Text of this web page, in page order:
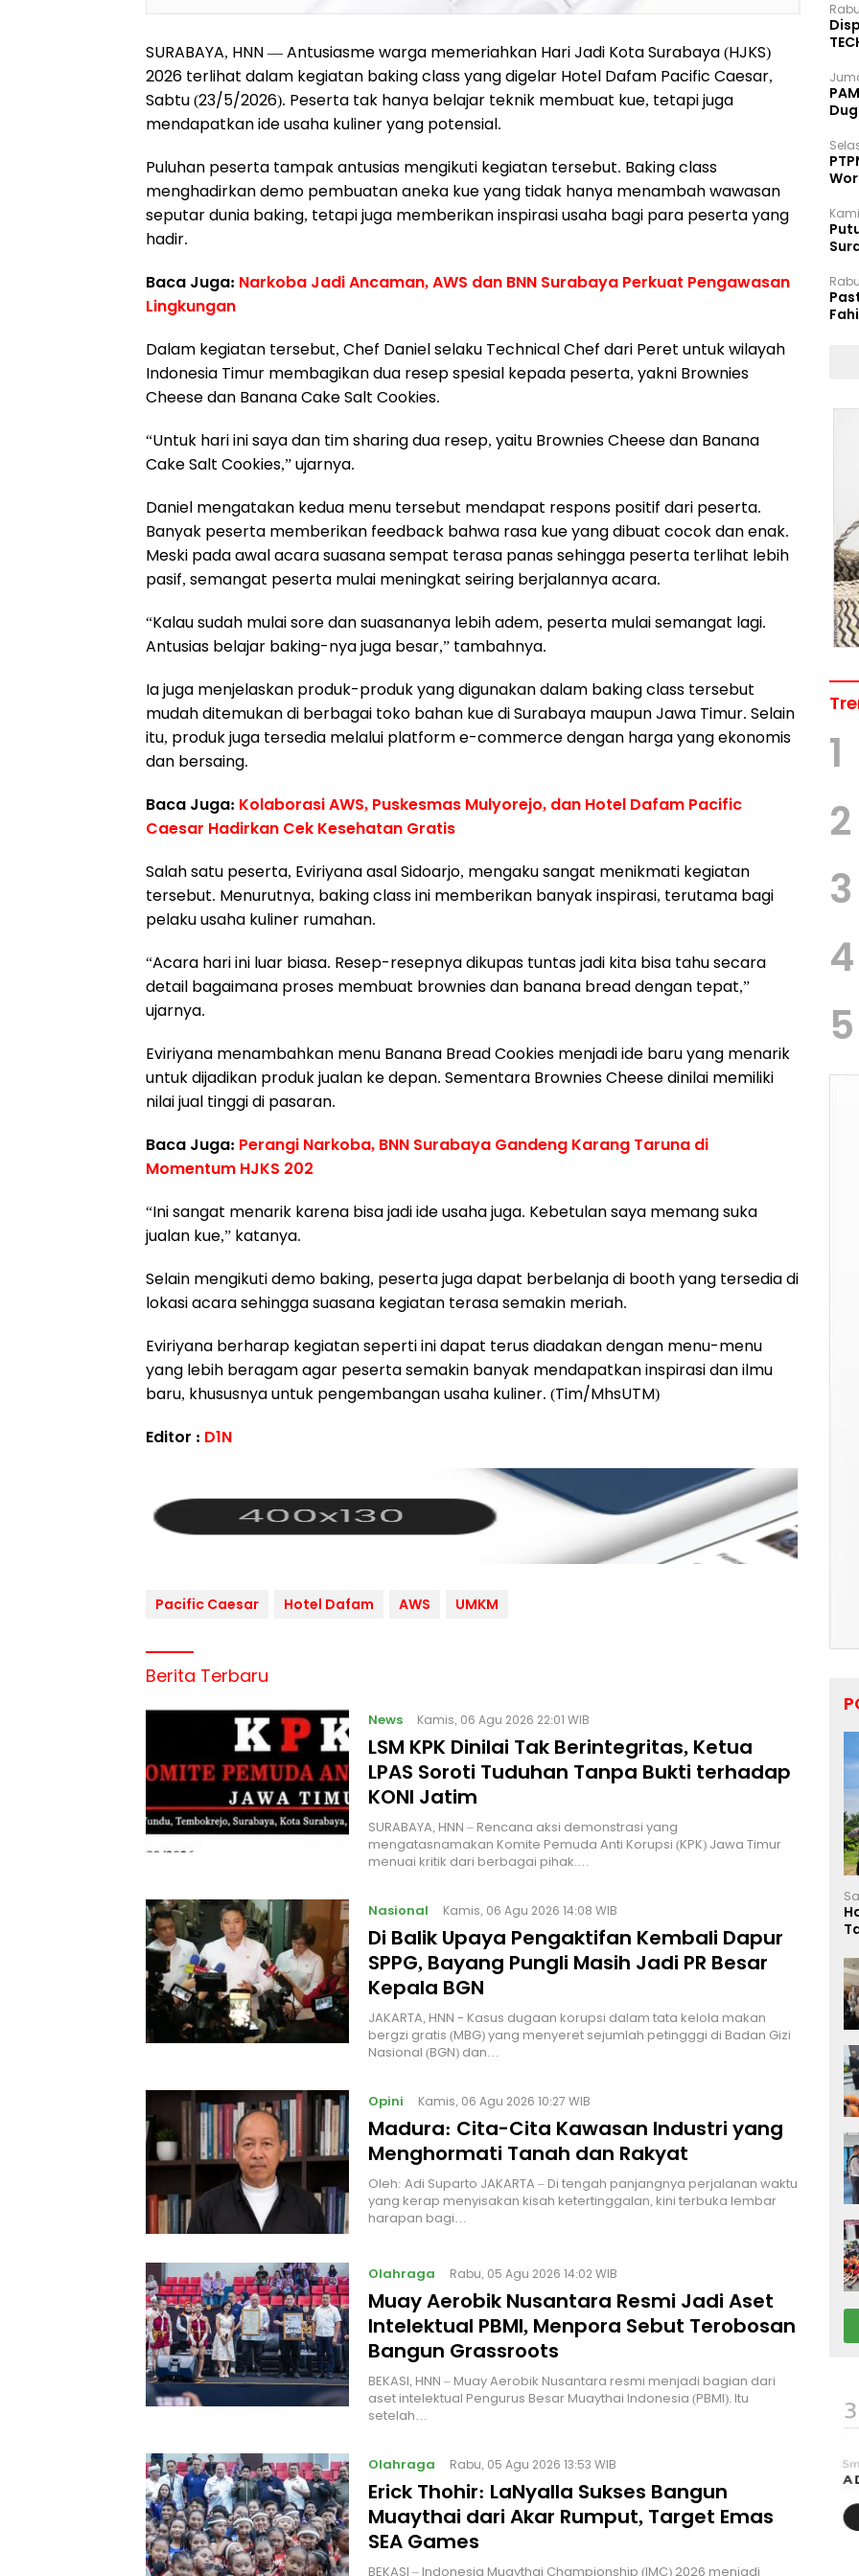
SURABAYA, HNN — Antusiasme warga memeriahkan Hari Jadi Kota Surabaya (HJKS)
2026 terlihat dalam kegiatan baking class yang digelar Hotel Dafam Pacific Caesar,
Sabtu (23/5/2026). Peserta tak hanya belajar teknik membuat kue, tetapi juga
mendapatkan ide usaha kuliner yang potensial.
Puluhan peserta tampak antusias mengikuti kegiatan tersebut. Baking class
menghadirkan demo pembuatan aneka kue yang tidak hanya menambah wawasan
seputar dunia baking, tetapi juga memberikan inspirasi usaha bagi para peserta yang
hadir.
Baca Juga: Narkoba Jadi Ancaman, AWS dan BNN Surabaya Perkuat Pengawasan
Lingkungan
Dalam kegiatan tersebut, Chef Daniel selaku Technical Chef dari Peret untuk wilayah
Indonesia Timur membagikan dua resep spesial kepada peserta, yakni Brownies
Cheese dan Banana Cake Salt Cookies.
“Untuk hari ini saya dan tim sharing dua resep, yaitu Brownies Cheese dan Banana
Cake Salt Cookies,” ujarnya.
Daniel mengatakan kedua menu tersebut mendapat respons positif dari peserta.
Banyak peserta memberikan feedback bahwa rasa kue yang dibuat cocok dan enak.
Meski pada awal acara suasana sempat terasa panas sehingga peserta terlihat lebih
pasif, semangat peserta mulai meningkat seiring berjalannya acara.
“Kalau sudah mulai sore dan suasananya lebih adem, peserta mulai semangat lagi.
Antusias belajar baking-nya juga besar,” tambahnya.
Ia juga menjelaskan produk-produk yang digunakan dalam baking class tersebut
mudah ditemukan di berbagai toko bahan kue di Surabaya maupun Jawa Timur. Selain
itu, produk juga tersedia melalui platform e-commerce dengan harga yang ekonomis
dan bersaing.
Baca Juga: Kolaborasi AWS, Puskesmas Mulyorejo, dan Hotel Dafam Pacific
Caesar Hadirkan Cek Kesehatan Gratis
Salah satu peserta, Eviriyana asal Sidoarjo, mengaku sangat menikmati kegiatan
tersebut. Menurutnya, baking class ini memberikan banyak inspirasi, terutama bagi
pelaku usaha kuliner rumahan.
“Acara hari ini luar biasa. Resep-resepnya dikupas tuntas jadi kita bisa tahu secara
detail bagaimana proses membuat brownies dan banana bread dengan tepat,”
ujarnya.
Eviriyana menambahkan menu Banana Bread Cookies menjadi ide baru yang menarik
untuk dijadikan produk jualan ke depan. Sementara Brownies Cheese dinilai memiliki
nilai jual tinggi di pasaran.
Baca Juga: Perangi Narkoba, BNN Surabaya Gandeng Karang Taruna di
Momentum HJKS 202
“Ini sangat menarik karena bisa jadi ide usaha juga. Kebetulan saya memang suka
jualan kue,” katanya.
Selain mengikuti demo baking, peserta juga dapat berbelanja di booth yang tersedia di
lokasi acara sehingga suasana kegiatan terasa semakin meriah.
Eviriyana berharap kegiatan seperti ini dapat terus diadakan dengan menu-menu
yang lebih beragam agar peserta semakin banyak mendapatkan inspirasi dan ilmu
baru, khususnya untuk pengembangan usaha kuliner. (Tim/MhsUTM)
Editor : D1N
Pacific Caesar Hotel Dafam AWS UMKM
Berita Terbaru
News Kamis, 06 Agu 2026 22:01 WIB
LSM KPK Dinilai Tak Berintegritas, Ketua
LPAS Soroti Tuduhan Tanpa Bukti terhadap
KONI Jatim
SURABAYA, HNN – Rencana aksi demonstrasi yang
mengatasnamakan Komite Pemuda Anti Korupsi (KPK) Jawa Timur
menuai kritik dari berbagai pihak.…
Nasional Kamis, 06 Agu 2026 14:08 WIB
Di Balik Upaya Pengaktifan Kembali Dapur
SPPG, Bayang Pungli Masih Jadi PR Besar
Kepala BGN
JAKARTA, HNN - Kasus dugaan korupsi dalam tata kelola makan
bergzi gratis (MBG) yang menyeret sejumlah petingggi di Badan Gizi
Nasional (BGN) dan…
Opini Kamis, 06 Agu 2026 10:27 WIB
Madura: Cita-Cita Kawasan Industri yang
Menghormati Tanah dan Rakyat
Oleh: Adi Suparto JAKARTA – Di tengah panjangnya perjalanan waktu
yang kerap menyisakan kisah ketertinggalan, kini terbuka lembar
harapan bagi…
Olahraga Rabu, 05 Agu 2026 14:02 WIB
Muay Aerobik Nusantara Resmi Jadi Aset
Intelektual PBMI, Menpora Sebut Terobosan
Bangun Grassroots
BEKASI, HNN – Muay Aerobik Nusantara resmi menjadi bagian dari
aset intelektual Pengurus Besar Muaythai Indonesia (PBMI). Itu
setelah…
Olahraga Rabu, 05 Agu 2026 13:53 WIB
Erick Thohir: LaNyalla Sukses Bangun
Muaythai dari Akar Rumput, Target Emas
SEA Games
BEKASI – Indonesia Muaythai Championship (IMC) 2026 menjadi
1
2
3
4
5